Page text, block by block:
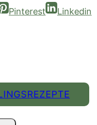
Pinterest Linkedin